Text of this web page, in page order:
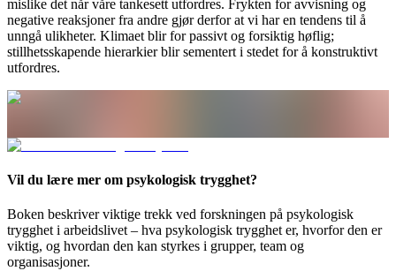
mislike det når våre tankesett utfordres. Frykten for avvisning og
negative reaksjoner fra andre gjør derfor at vi har en tendens til å
unngå ulikheter. Klimaet blir for passivt og forsiktig høflig;
stillhetsskapende hierarkier blir sementert i stedet for å konstruktivt
utfordres.
Vil du lære mer om psykologisk trygghet?
Boken beskriver viktige trekk ved forskningen på psykologisk
trygghet i arbeidslivet – hva psykologisk trygghet er, hvorfor den er
viktig, og hvordan den kan styrkes i grupper, team og
organisasjoner.